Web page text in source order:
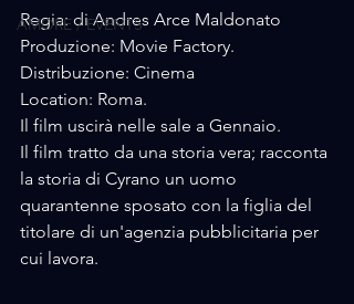
AMORE / EVENTS
Regia: di Andres Arce Maldonato
Produzione: Movie Factory.
Distribuzione: Cinema
Location: Roma.
Il film uscirà nelle sale a Gennaio.
Il film tratto da una storia vera; racconta
la storia di Cyrano un uomo
quarantenne sposato con la figlia del
titolare di un'agenzia pubblicitaria per
cui lavora.